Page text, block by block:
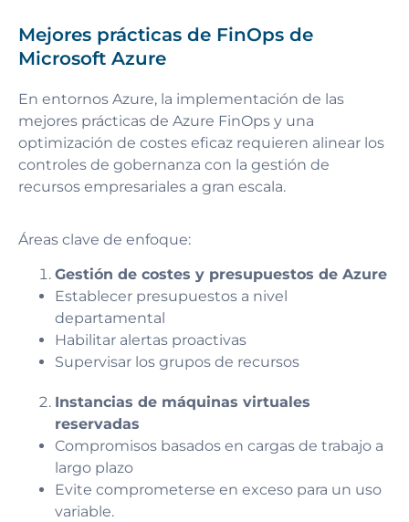
Mejores prácticas de FinOps de
Microsoft Azure
En entornos Azure, la implementación de las
mejores prácticas de Azure FinOps y una
optimización de costes eficaz requieren alinear los
controles de gobernanza con la gestión de
recursos empresariales a gran escala.
Áreas clave de enfoque:
Gestión de costes y presupuestos de Azure
Establecer presupuestos a nivel
departamental
Habilitar alertas proactivas
Supervisar los grupos de recursos
Instancias de máquinas virtuales
reservadas
Compromisos basados en cargas de trabajo a
largo plazo
Evite comprometerse en exceso para un uso
variable.